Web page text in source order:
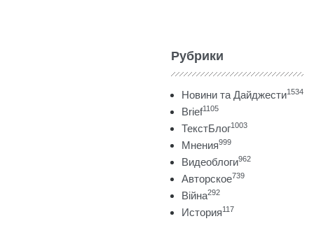
Рубрики
Новини та Дайджести1534
Brief1105
ТекстБлог1003
Мнения999
Видеоблоги962
Авторское739
Війна292
История117